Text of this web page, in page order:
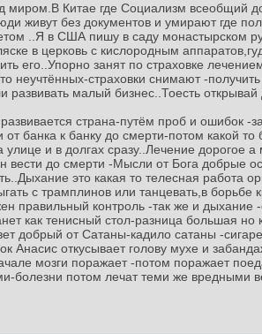
миром.В Китае где Социализм всеобщий
живут без документов и умирают где
..Я в США пишу в саду монастырском
в церковь с кислородным
его..Упорно занят по страховке
страховки снимают -
развивать малый бизнес..Тоесть
страна-путём проб и ошибок
банка к банку до смерти-потом какой
и в долгах сразу..Лечение дорогое а
до смерти -Мысли от Бога добрые
это какая то телесная работа
с трамплинов или танцевать,в борьбе
правильный контроль -так же и
как тенисный стол-разница большая
добрый от Сатаны-кадило сатаны -
Анасис откусывает голову мухе и
мозги поражает -потом поражает
болезни потом лечат теми же вредными